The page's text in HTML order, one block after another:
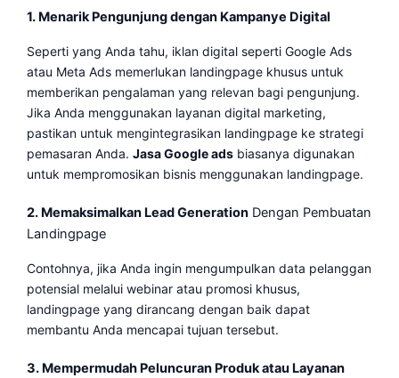
1. Menarik Pengunjung dengan Kampanye Digital
Seperti yang Anda tahu, iklan digital seperti Google Ads
atau Meta Ads memerlukan landingpage khusus untuk
memberikan pengalaman yang relevan bagi pengunjung.
Jika Anda menggunakan layanan digital marketing,
pastikan untuk mengintegrasikan landingpage ke strategi
pemasaran Anda. Jasa Google ads biasanya digunakan
untuk mempromosikan bisnis menggunakan landingpage.
2. Memaksimalkan Lead Generation Dengan Pembuatan
Landingpage
Contohnya, jika Anda ingin mengumpulkan data pelanggan
potensial melalui webinar atau promosi khusus,
landingpage yang dirancang dengan baik dapat
membantu Anda mencapai tujuan tersebut.
3. Mempermudah Peluncuran Produk atau Layanan